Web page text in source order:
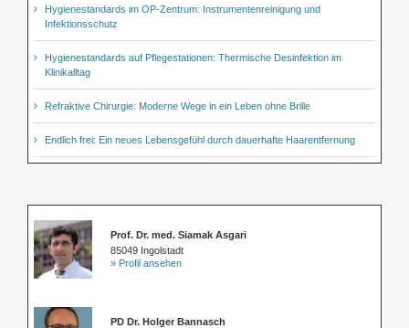
Hygienestandards im OP-Zentrum: Instrumentenreinigung und
Infektionsschutz
Hygienestandards auf Pflegestationen: Thermische Desinfektion im
Klinikalltag
Refraktive Chirurgie: Moderne Wege in ein Leben ohne Brille
Endlich frei: Ein neues Lebensgefühl durch dauerhafte Haarentfernung
Prof. Dr. med. Siamak Asgari
85049 Ingolstadt
» Profil ansehen
PD Dr. Holger Bannasch